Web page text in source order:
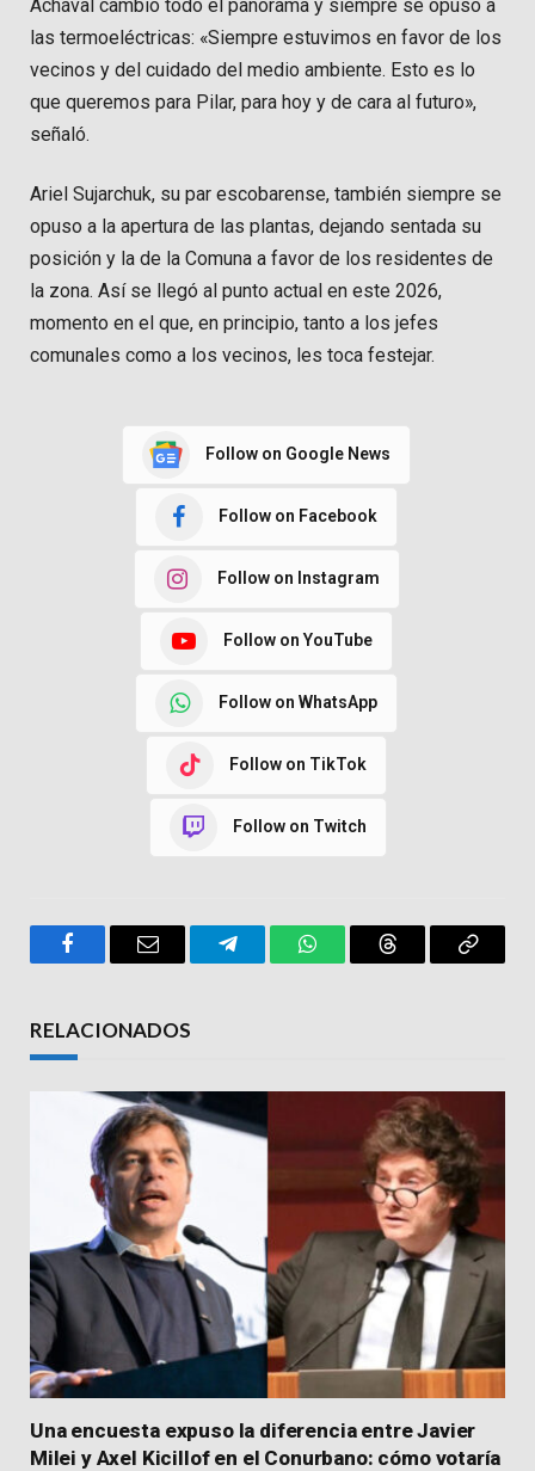
Achával cambió todo el panorama y siempre se opuso a
las termoeléctricas: «Siempre estuvimos en favor de los
vecinos y del cuidado del medio ambiente. Esto es lo
que queremos para Pilar, para hoy y de cara al futuro»,
señaló.
Ariel Sujarchuk, su par escobarense, también siempre se
opuso a la apertura de las plantas, dejando sentada su
posición y la de la Comuna a favor de los residentes de
la zona. Así se llegó al punto actual en este 2026,
momento en el que, en principio, tanto a los jefes
comunales como a los vecinos, les toca festejar.
Follow on Google News
Follow on Facebook
Follow on Instagram
Follow on YouTube
Follow on WhatsApp
Follow on TikTok
Follow on Twitch
FacebookEmail TelegramWhatsAppThreads Copy
RELACIONADOS
Una encuesta expuso la diferencia entre Javier
Milei y Axel Kicillof en el Conurbano: cómo votaría